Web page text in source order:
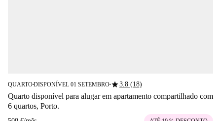
QUARTO■DISPONÍVEL 01 SETEMBRO■star3.8 (18)
Quarto disponível para alugar em apartamento compartilhado com
6 quartos, Porto.